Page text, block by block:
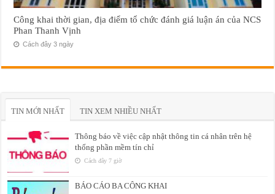
Công khai thời gian, địa điểm tổ chức đánh giá luận án của NCS
Phan Thanh Vịnh
Cách đây 3 ngày
TIN MỚI NHẤT TIN XEM NHIỀU NHẤT
Thông báo về việc cập nhật thông tin cá nhân trên hệ
thống phần mềm tín chỉ
Cách đây 7 giờ
BÁO CÁO BA CÔNG KHAI